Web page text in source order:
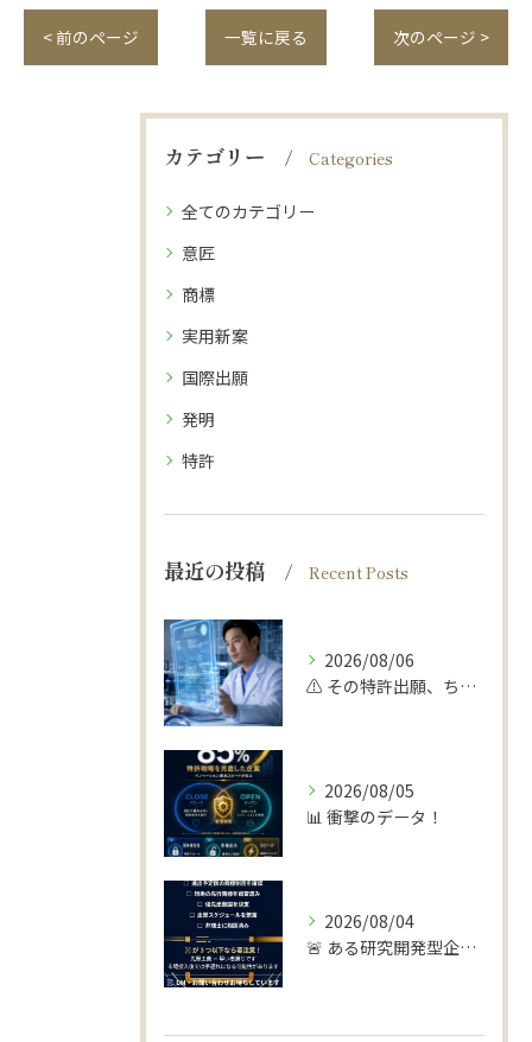
< 前のページ 一覧に戻る 次のページ >
カテゴリー Categories
全てのカテゴリー
意匠
商標
実用新案
国際出願
発明
特許
最近の投稿 Recent Posts
2026/08/06
⚠️ その特許出願、ちょっと待って！
2026/08/05
📊 衝撃のデータ！
2026/08/04
🚨 ある研究開発型企業の失敗談…